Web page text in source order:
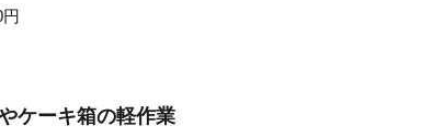
ケーキ箱の軽作業